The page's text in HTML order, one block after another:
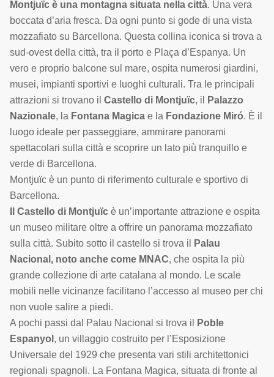
Montjuïc è una montagna situata nella città. Una vera
boccata d’aria fresca. Da ogni punto si gode di una vista
mozzafiato su Barcellona. Questa collina iconica si trova a
sud-ovest della città, tra il porto e Plaça d’Espanya. Un
vero e proprio balcone sul mare, ospita numerosi giardini,
musei, impianti sportivi e luoghi culturali. Tra le principali
attrazioni si trovano il Castello di Montjuïc, il
Palazzo
Nazionale, la Fontana Magica e la Fondazione Miró. È il
luogo ideale per passeggiare, ammirare panorami
spettacolari sulla città e scoprire un lato più tranquillo e
verde di Barcellona.
Montjuïc è un punto di riferimento culturale e sportivo di
Barcellona.
Il Castello di Montjuïc è un’importante attrazione e ospita
un museo militare oltre a offrire un panorama mozzafiato
sulla città. Subito sotto il castello si trova il
Palau
Nacional, noto anche come MNAC, che ospita la più
grande collezione di arte catalana al mondo. Le scale
mobili nelle vicinanze facilitano l’accesso al museo per chi
non vuole salire a piedi.
A pochi passi dal Palau Nacional si trova il
Poble
Espanyol , un villaggio costruito per l’Esposizione
Universale del 1929 che presenta vari stili architettonici
regionali spagnoli. La Fontana Magica, situata di fronte al